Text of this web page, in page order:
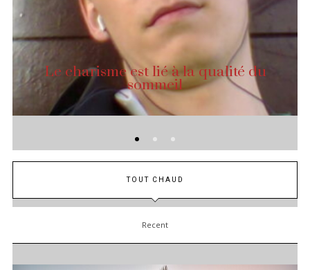
Le charisme est lié à la qualité du
sommeil
TOUT CHAUD
Recent